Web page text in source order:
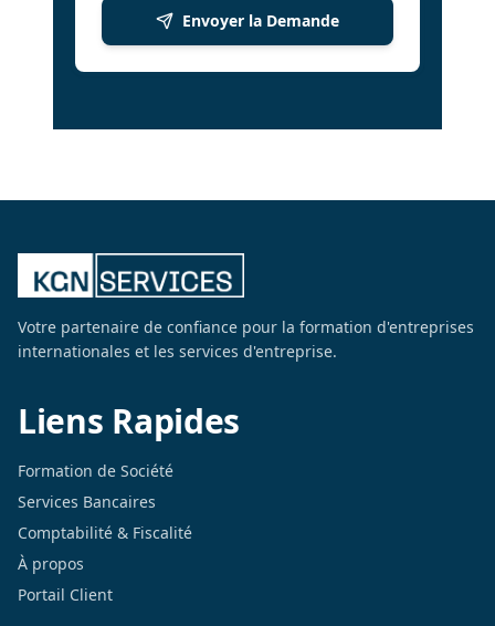
Envoyer la Demande
Votre partenaire de confiance pour la formation d'entreprises
internationales et les services d'entreprise.
Liens Rapides
Formation de Société
Services Bancaires
Comptabilité & Fiscalité
À propos
Portail Client